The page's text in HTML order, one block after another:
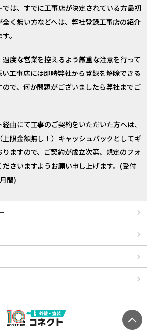
は、すでに工事店が決定されている方最初
く無い方などへは、弊社登録工事店の紹介
。
度な営業を控えるよう厳重な注意を行って
工事店には即時弊社から登録を解除できる
ので、何か問題がございましたら弊社までご
由にて工事のご契約をいただいた方へは、
限金額無し！）キャッシュバックとしてギ
りますので、ご契約が成立次第、規定のフォ
ださいますようお願い申し上げます。(受付
間)